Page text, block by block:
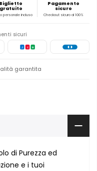
Biglietto
gratuito
personale incluso
Pagamento
sicuro
Checkout sicuro al 100%
sicuri
J C B
garantita
di Purezza ed
e i tuoi